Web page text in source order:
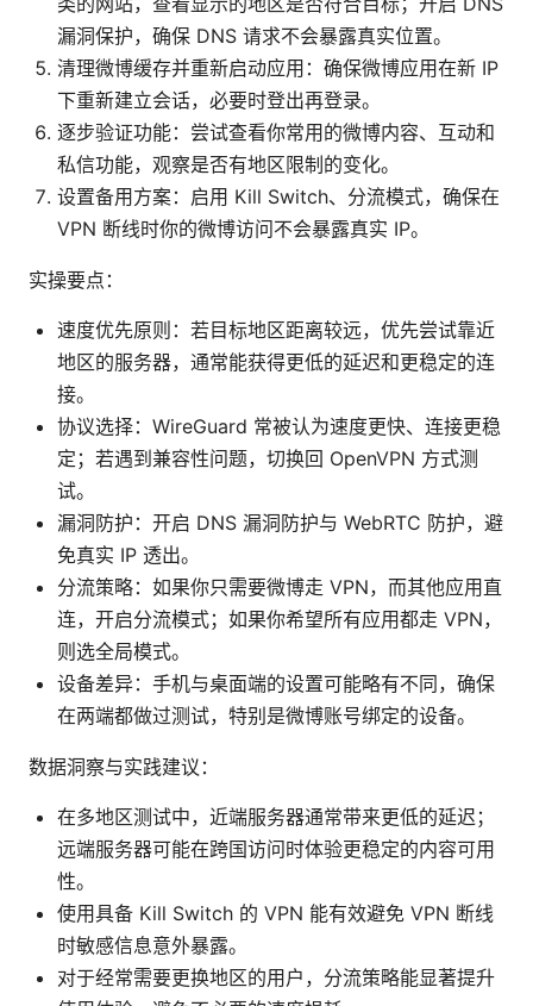
漏洞保护，确保 DNS 请求不会暴露真实位置。
清理微博缓存并重新启动应用：确保微博应用在新 IP
下重新建立会话，必要时登出再登录。
逐步验证功能：尝试查看你常用的微博内容、互动和
私信功能，观察是否有地区限制的变化。
设置备用方案：启用 Kill Switch、分流模式，确保在
VPN 断线时你的微博访问不会暴露真实 IP。
实操要点：
速度优先原则：若目标地区距离较远，优先尝试靠近
地区的服务器，通常能获得更低的延迟和更稳定的连
接。
协议选择：WireGuard 常被认为速度更快、连接更稳
定；若遇到兼容性问题，切换回 OpenVPN 方式测
试。
漏洞防护：开启 DNS 漏洞防护与 WebRTC 防护，避
免真实 IP 透出。
分流策略：如果你只需要微博走 VPN，而其他应用直
连，开启分流模式；如果你希望所有应用都走 VPN，
则选全局模式。
设备差异：手机与桌面端的设置可能略有不同，确保
在两端都做过测试，特别是微博账号绑定的设备。
数据洞察与实践建议：
在多地区测试中，近端服务器通常带来更低的延迟；
远端服务器可能在跨国访问时体验更稳定的内容可用
性。
使用具备 Kill Switch 的 VPN 能有效避免 VPN 断线
时敏感信息意外暴露。
对于经常需要更换地区的用户，分流策略能显著提升